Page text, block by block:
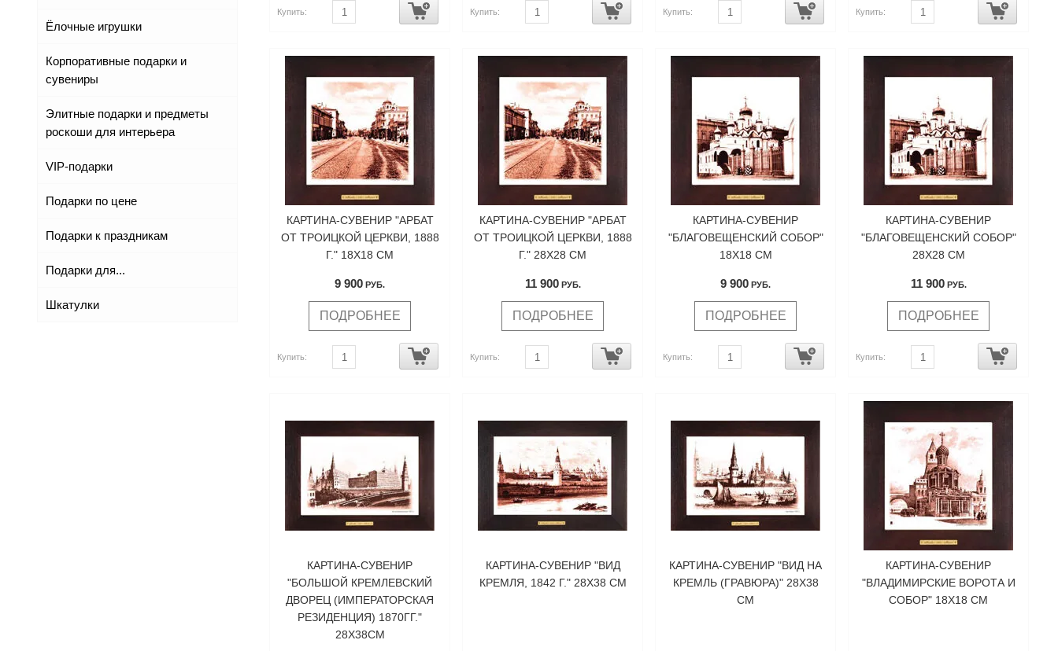
Ёлочные игрушки
Корпоративные подарки и
сувениры
Элитные подарки и предметы
роскоши для интерьера
VIP-подарки
Подарки по цене
Подарки к праздникам
Подарки для...
Шкатулки
Купить: Купить: Купить: Купить:
КАРТИНА-СУВЕНИР "АРБАТ
ОТ ТРОИЦКОЙ ЦЕРКВИ, 1888
Г." 18Х18 СМ
9 900 РУБ.
ПОДРОБНЕЕ
Купить:
КАРТИНА-СУВЕНИР "АРБАТ
ОТ ТРОИЦКОЙ ЦЕРКВИ, 1888
Г." 28Х28 СМ
11 900РУБ.
ПОДРОБНЕЕ
Купить:
КАРТИНА-СУВЕНИР
"БЛАГОВЕЩЕНСКИЙ СОБОР"
18Х18 СМ
9 900 РУБ.
ПОДРОБНЕЕ
Купить:
КАРТИНА-СУВЕНИР
"БЛАГОВЕЩЕНСКИЙ СОБОР"
28Х28 СМ
11 900РУБ.
ПОДРОБНЕЕ
Купить:
КАРТИНА-СУВЕНИР
"БОЛЬШОЙ КРЕМЛЕВСКИЙ
ДВОРЕЦ (ИМПЕРАТОРСКАЯ
РЕЗИДЕНЦИЯ) 1870ГГ."
28Х38СМ
КАРТИНА-СУВЕНИР "ВИД
КРЕМЛЯ, 1842 Г." 28Х38 СМ
КАРТИНА-СУВЕНИР "ВИД НА
КРЕМЛЬ (ГРАВЮРА)" 28Х38
СМ
КАРТИНА-СУВЕНИР
"ВЛАДИМИРСКИЕ ВОРОТА И
СОБОР" 18Х18 СМ